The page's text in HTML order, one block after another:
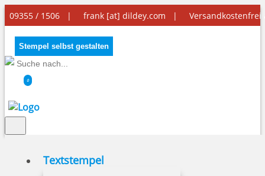
09355 / 1506 | frank [at] dildey.com |
Stempel selbst gestalten
0
Textstempel